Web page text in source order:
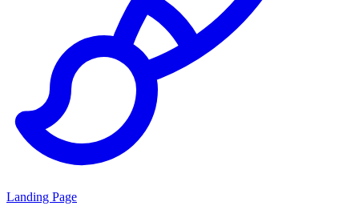
Landing Page